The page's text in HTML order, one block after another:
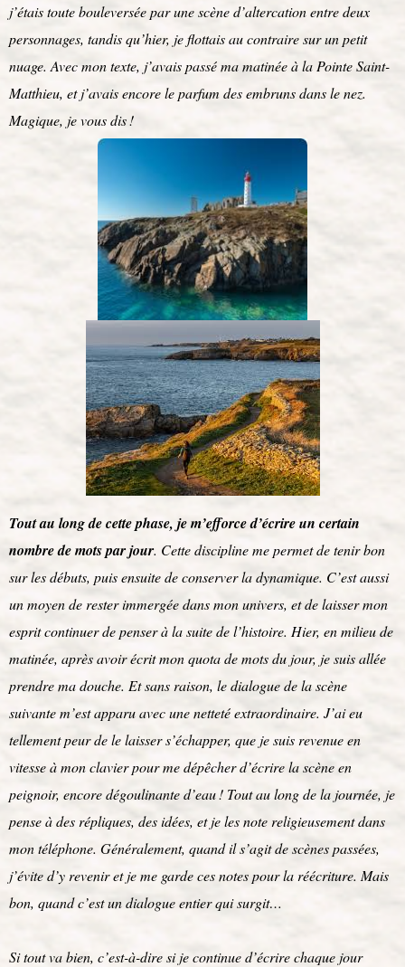
j’étais toute bouleversée par une scène d’altercation entre deux
personnages, tandis qu’hier, je flottais au contraire sur un petit
nuage. Avec mon texte, j’avais passé ma matinée à la Pointe Saint-
Matthieu, et j’avais encore le parfum des embruns dans le nez.
Magique, je vous dis !
Tout au long de cette phase, je m’efforce d’écrire un certain
nombre de mots par jour. Cette discipline me permet de tenir bon
sur les débuts, puis ensuite de conserver la dynamique. C’est aussi
un moyen de rester immergée dans mon univers, et de laisser mon
esprit continuer de penser à la suite de l’histoire. Hier, en milieu de
matinée, après avoir écrit mon quota de mots du jour, je suis allée
prendre ma douche. Et sans raison, le dialogue de la scène
suivante m’est apparu avec une netteté extraordinaire. J’ai eu
tellement peur de le laisser s’échapper, que je suis revenue en
vitesse à mon clavier pour me dépêcher d’écrire la scène en
peignoir, encore dégoulinante d’eau ! Tout au long de la journée, je
pense à des répliques, des idées, et je les note religieusement dans
mon téléphone. Généralement, quand il s’agit de scènes passées,
j’évite d’y revenir et je me garde ces notes pour la réécriture. Mais
bon, quand c’est un dialogue entier qui surgit…
Si tout va bien, c’est-à-dire si je continue d’écrire chaque jour